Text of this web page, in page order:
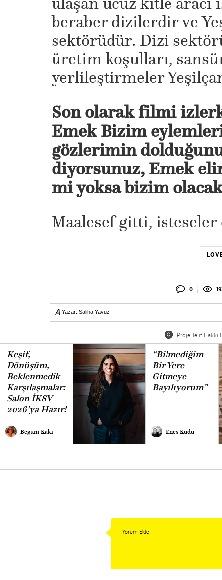
beraber dizilerdir ve
sektörüdür. Dizi
üretim koşulları,
yerlileştirmeler
Son olarak filmi
Emek Bizim
gözlerimin
diyorsunuz, Emek
mi yoksa bizim
Maalesef gitti,
0
Yazar: Saliha Yavuz
Proje Telif Hakkı
Keşif,
Dönüşüm,
Beklenmedik
Karşılaşmalar:
Salon İKSV
2026’ya Hazır!
Begüm Kakı
“Bilmediğim
Bir Yere
Gitmeye
Bayılıyorum”
Enes Kudu